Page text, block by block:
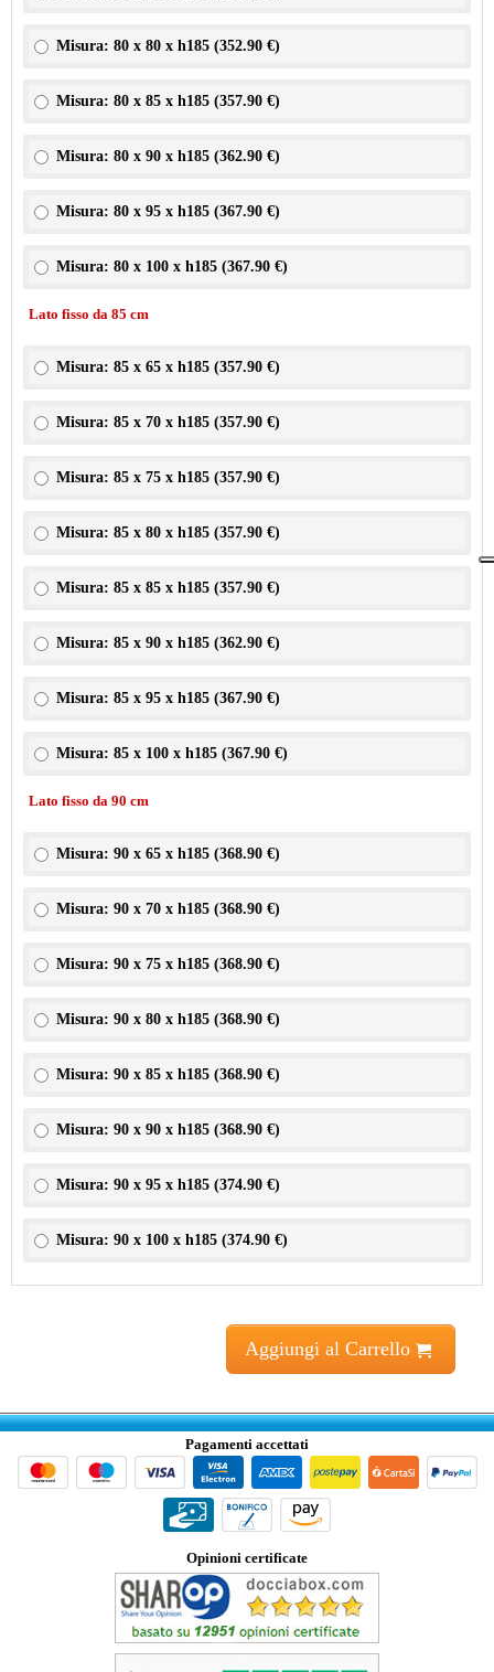
Misura: 80 x 80 x h185 (352.90 €)
Misura: 80 x 85 x h185 (357.90 €)
Misura: 80 x 90 x h185 (362.90 €)
Misura: 80 x 95 x h185 (367.90 €)
Misura: 80 x 100 x h185 (367.90 €)
Lato fisso da 85 cm
Misura: 85 x 65 x h185 (357.90 €)
Misura: 85 x 70 x h185 (357.90 €)
Misura: 85 x 75 x h185 (357.90 €)
Misura: 85 x 80 x h185 (357.90 €)
Misura: 85 x 85 x h185 (357.90 €)
Misura: 85 x 90 x h185 (362.90 €)
Misura: 85 x 95 x h185 (367.90 €)
Misura: 85 x 100 x h185 (367.90 €)
Lato fisso da 90 cm
Misura: 90 x 65 x h185 (368.90 €)
Misura: 90 x 70 x h185 (368.90 €)
Misura: 90 x 75 x h185 (368.90 €)
Misura: 90 x 80 x h185 (368.90 €)
Misura: 90 x 85 x h185 (368.90 €)
Misura: 90 x 90 x h185 (368.90 €)
Misura: 90 x 95 x h185 (374.90 €)
Misura: 90 x 100 x h185 (374.90 €)
Aggiungi al Carrello
Pagamenti accettati
Opinioni certificate